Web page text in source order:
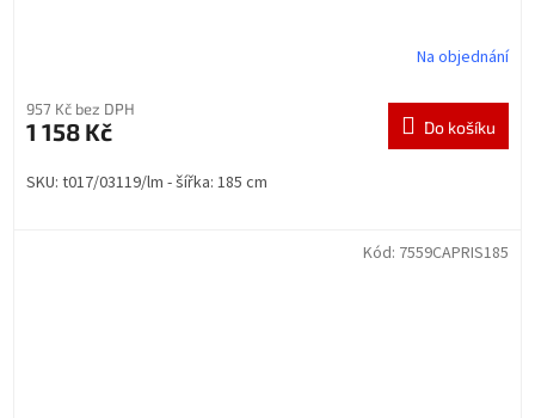
Na objednání
957 Kč bez DPH
1 158 Kč Do košíku
SKU: t017/03119/lm - šířka: 185 cm
Kód: 7559CAPRIS185